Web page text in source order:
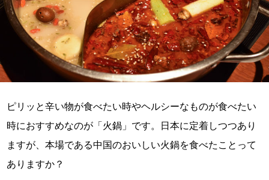
ピリッと辛い物が食べたい時やヘルシーなものが食べたい
時におすすめなのが「火鍋」です。日本に定着しつつあり
ますが、本場である中国のおいしい火鍋を食べたことって
ありますか？